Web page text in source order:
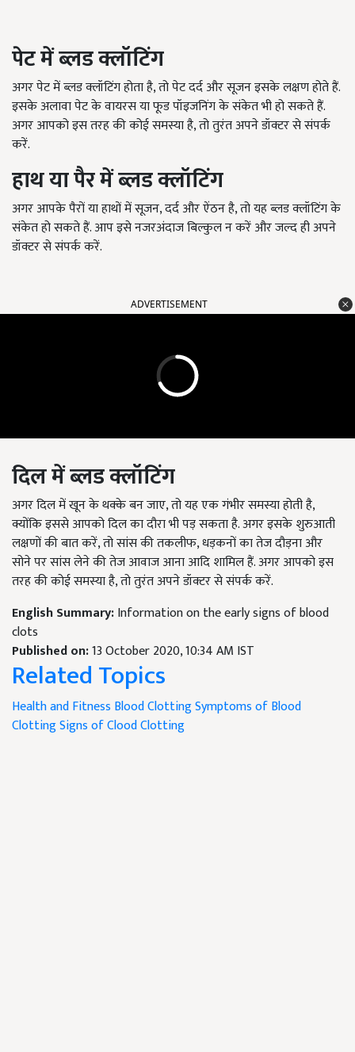
पेट में ब्लड क्लॉटिंग
अगर पेट में ब्लड क्लॉटिंग होता है,तो पेट दर्द और सूजन इसके लक्षण होते हैं.
इसके अलावा पेट के वायरस या फूड पॉइजनिंग के संकेत भी हो सकते हैं.
अगर आपको इस तरह की कोई समस्या है,तो तुरंत अपने डॉक्टर से संपर्क
करें.
हाथ या पैर में ब्लड क्लॉटिंग
अगर आपके पैरों या हाथों में सूजन, दर्द और ऐंठन है,तो यह ब्लड क्लॉटिंग के
संकेत हो सकते हैं. आप इसे नजरअंदाज बिल्कुल न करें और जल्द ही अपने
डॉक्टर से संपर्क करें.
ADVERTISEMENT
दिल में ब्लड क्लॉटिंग
अगर दिल में खून के थक्के बन जाए,तो यह एक गंभीर समस्या होती है,
क्योंकि इससे आपको दिल का दौरा भी पड़ सकता है. अगर इसके शुरुआती
लक्षणों की बात करें,तो सांस की तकलीफ, धड़कनों का तेज दौड़ना और
सोने पर सांस लेने की तेज आवाज आना आदि शामिल हैं. अगर आपको इस
तरह की कोई समस्या है,तो तुरंत अपने डॉक्टर से संपर्क करें.
English Summary:Information on the early signs of blood
clots
Published on:13 October 2020, 10:34 AM IST
Related Topics
Health and Fitness Blood ClottingSymptoms of Blood
ClottingSigns of Clood Clotting